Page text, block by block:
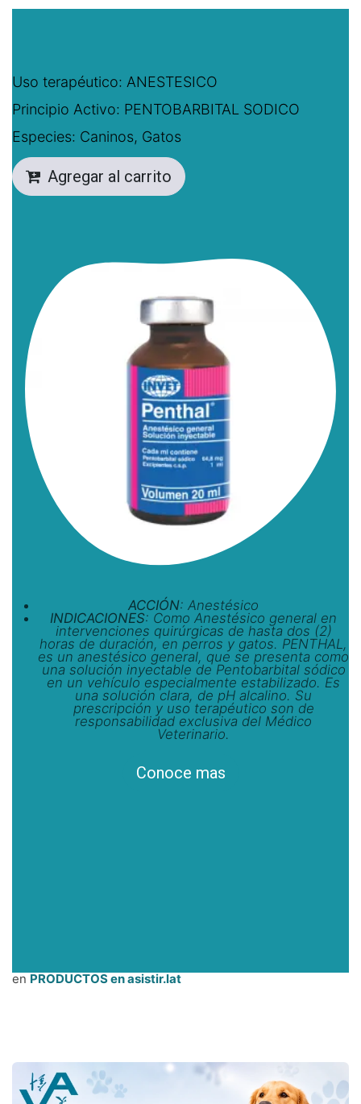
Uso terapéutico: ANESTESICO
Principio Activo: PENTOBARBITAL SODICO
Especies: Caninos, Gatos
Agregar al carrito
ACCIÓN: Anestésico
INDICACIONES: Como Anestésico general en
intervenciones quirúrgicas de hasta dos (2)
horas de duración, en perros y gatos. PENTHAL,
es un anestésico general, que se presenta como
una solución inyectable de Pentobarbital sódico
en un vehículo especialmente estabilizado. Es
una solución clara, de pH alcalino. Su
prescripción y uso terapéutico son de
responsabilidad exclusiva del Médico
Veterinario.
Conoce mas
en PRODUCTOS en asistir.lat